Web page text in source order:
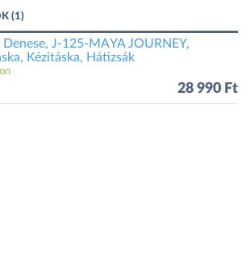
(1)
Denese, J-125-MAYA JOURNEY,
Kézitáska, Hátizsák
28 990 Ft